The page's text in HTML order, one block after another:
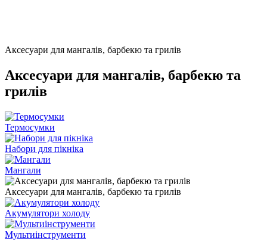
Аксесуари для мангалів, барбекю та грилів
Аксесуари для мангалів, барбекю та
грилів
Термосумки
Набори для пікніка
Мангали
Аксесуари для мангалів, барбекю та грилів
Акумулятори холоду
Мультиінструменти